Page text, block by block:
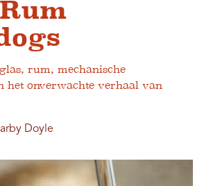
rum, mechanische
onverwachte verhaal van
Doyle